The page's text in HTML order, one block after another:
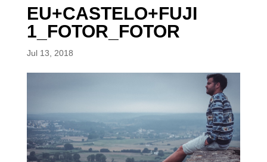
EU+CASTELO+FUJI
1_FOTOR_FOTOR
Jul 13, 2018